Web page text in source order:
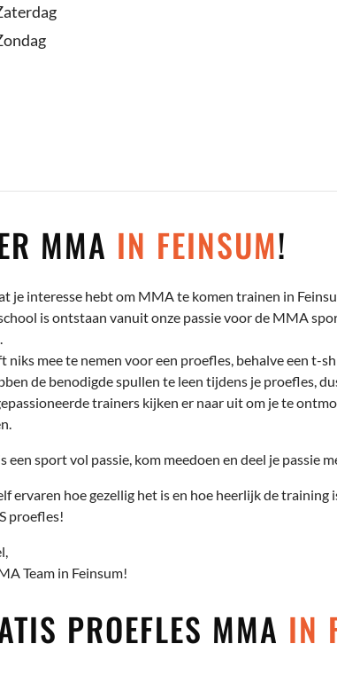
MMA IN FEINSUM!
je interesse hebt om MMA te komen trainen in
is ontstaan vanuit onze passie voor de MMA
niks mee te nemen voor een proefles, behalve een t-
de benodigde spullen te leen tijdens je proefles,
trainers kijken er naar uit om je te
een sport vol passie, kom meedoen en deel je passie
ervaren hoe gezellig het is en hoe heerlijk de
proefles!
Team in Feinsum!
PROEFLES MMA IN